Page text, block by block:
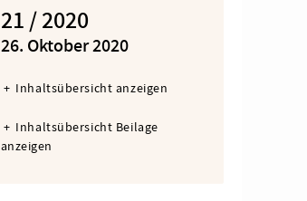
21 / 2020
:
26. Oktober 2020
Inhaltsübersicht anzeigen
Inhaltsübersicht Beilage
anzeigen